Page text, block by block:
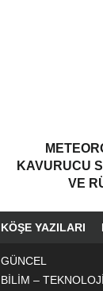
KAVURUCU
VE
KÖŞE YAZILARI
GÜNCEL
BİLİM – TEKNOLOJİ